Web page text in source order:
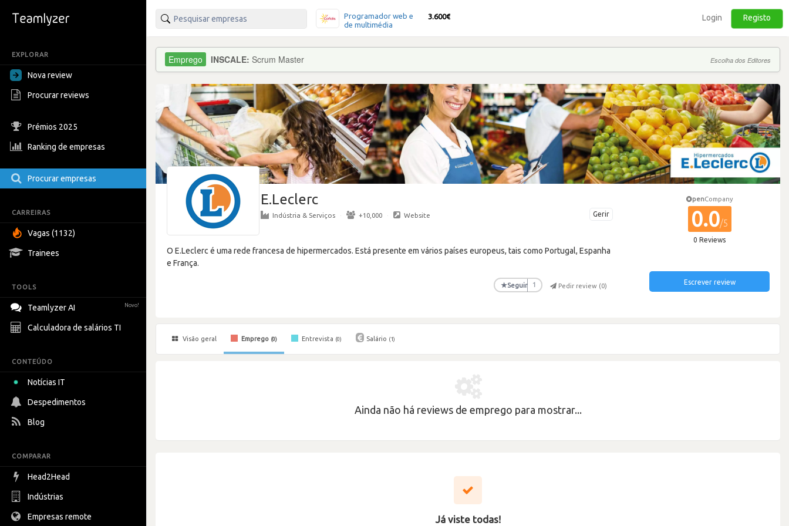
EXPLORAR
Nova review
Procurar reviews
Prémios 2025
Ranking de empresas
Procurar empresas
CARREIRAS
Vagas (1132)
Trainees
TOOLS
Teamlyzer AI Novo!
Calculadora de salários TI
CONTEÚDO
Notícias IT
Despedimentos
Blog
COMPARAR
Head2Head
Indústrias
Empresas remote
Programador web e
de multimédia
3.600€ Login Registo
INSCALE: Scrum Master Escolha dos Editores
E.Leclerc
Gerir
Indústria & Serviços · +10,000 · Website
O E.Leclerc é uma rede francesa de hipermercados. Está presente em vários países europeus, tais como Portugal, Espanha
e França.
★Seguir 1 Pedir review (0)
penCompany
0.0/5
0 Reviews
Escrever review
Visão geral Emprego (0) Entrevista (0) Salário (1)
Ainda não há reviews de emprego para mostrar...
Já viste todas!